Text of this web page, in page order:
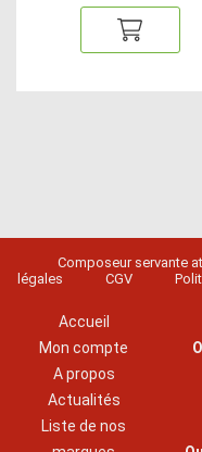
Composeur servante
légales
CGV
Accueil
Mon compte
A propos
Actualités
Liste de nos